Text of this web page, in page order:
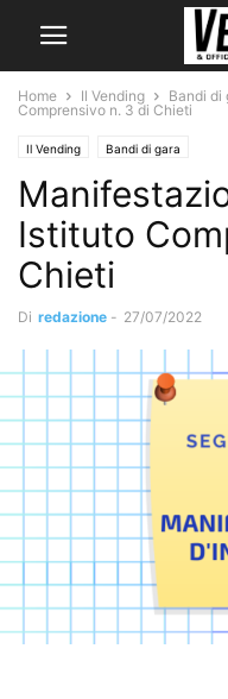
Home Il Vending Bandi di
Comprensivo n. 3 di Chieti
Il Vending Bandi di gara
Istituto
Chieti
Di redazione - 27/07/2022